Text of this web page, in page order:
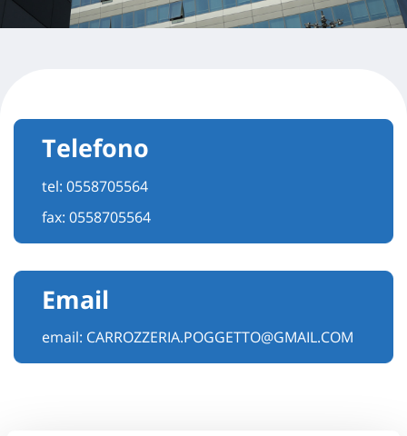
Telefono
tel: 0558705564
fax: 0558705564
Email
email: CARROZZERIA.POGGETTO@GMAIL.COM